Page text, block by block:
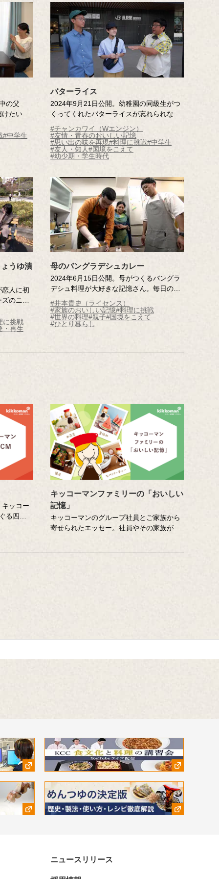
の父
たいと
内を駆
#中学生
バターライス
2024年9月21日公開。幼稚園の同級生がつ
くってくれたバターライスが忘れられない
るようになりました。あの時の感謝を伝え
たいという記憶さんの願いをかなえるた
め、同級生をさがしに行きます。はたして
#チャンカワイ（Wエンジン）
#友情・青春のおいしい記憶
#思い出の味を再現#料理に挑戦#中学生
#友人・知人#国境をこえて
#幼少期・学生時代
うゆ漬
人に初
のニン
彼とお
…。今
に挑戦
・再生
母のバングラデシュカレー
2024年6月15日公開。母がつくるバングラ
デシュ料理が大好きな記憶さん。毎日の食
卓を豊かにしてくれる母への感謝の気持ち
を込めて、自分でもバングラデシュ料理を
つくれるようになりたいそう。調査員とと
もに食材を集め、母直伝のチキンカレーづ
#井本貴史（ライセンス）
#家族のおいしい記憶#料理に挑戦
#世界の料理#親子#国境をこえて
#ひとり暮らし
ッコー
る四
キッコーマンファミリーの「おいしい
記憶」
キッコーマンのグループ社員とご家族から
寄せられたエッセー。社員やその家族が自
ニュースリリース